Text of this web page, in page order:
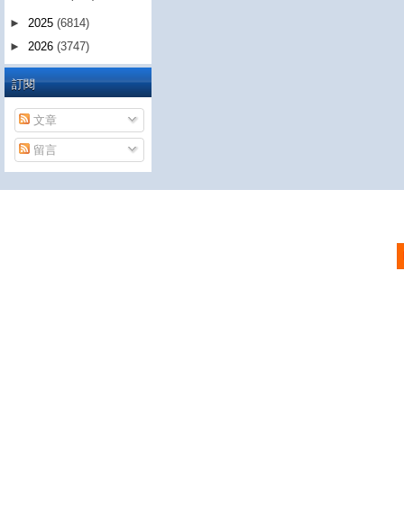
► 2025 (6814)
► 2026 (3747)
訂閱
文章
留言